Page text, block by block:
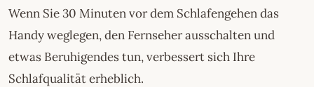
Wenn Sie 30 Minuten vor dem Schlafengehen das
Handy weglegen, den Fernseher ausschalten und
etwas Beruhigendes tun, verbessert sich Ihre
Schlafqualität erheblich.